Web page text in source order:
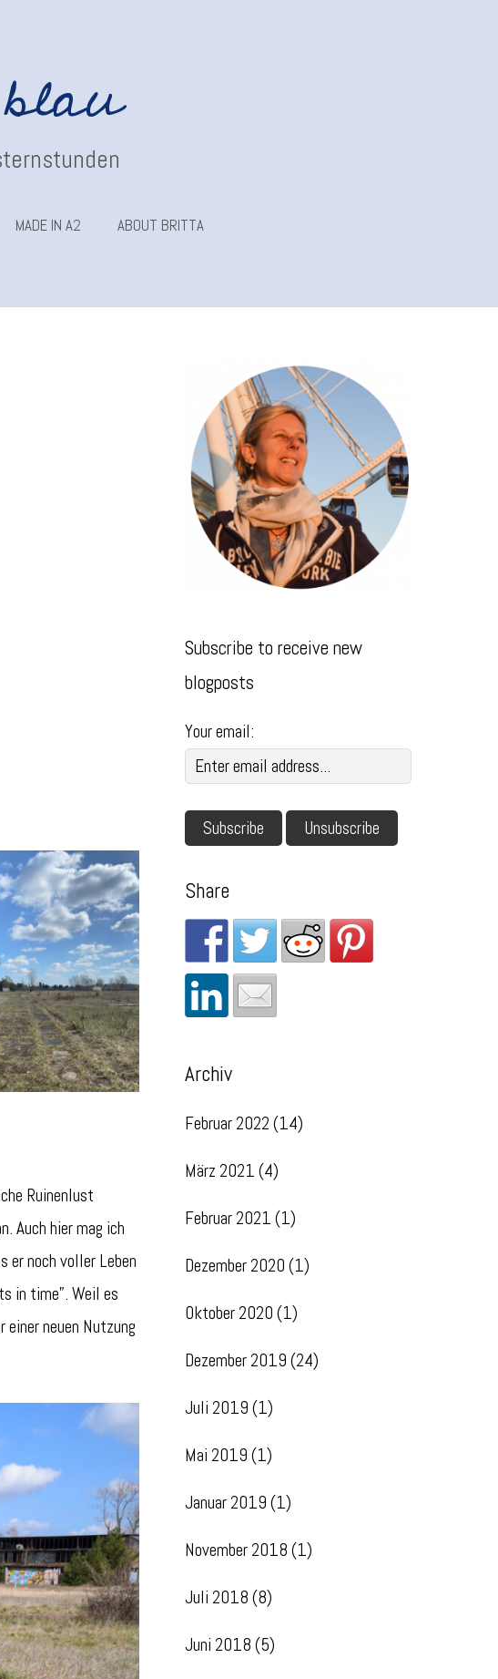
MADE IN A2 ABOUT BRITTA
Ruinenlust
Auch hier mag ich
er noch voller Leben
in time”. Weil es
neuen Nutzung
Subscribe to receive new
blogposts
Your email:
Share
Archiv
Februar 2022 (14)
März 2021 (4)
Februar 2021 (1)
Dezember 2020 (1)
Oktober 2020 (1)
Dezember 2019 (24)
Juli 2019 (1)
Mai 2019 (1)
Januar 2019 (1)
November 2018 (1)
Juli 2018 (8)
Juni 2018 (5)